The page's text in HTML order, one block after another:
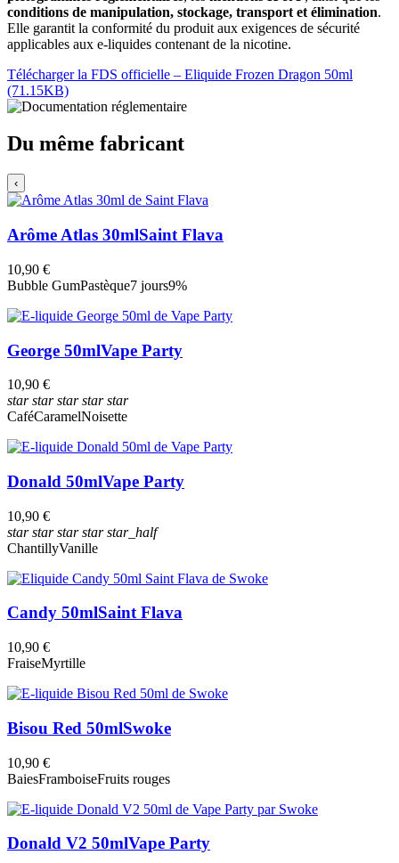
conditions de manipulation, stockage, transport et élimination.
Elle garantit la conformité du produit aux exigences de sécurité
applicables aux e-liquides contenant de la nicotine.
Télécharger la FDS officielle – Eliquide Frozen Dragon 50ml
(71.15KB)
Du même fabricant
‹
Arôme Atlas 30mlSaint Flava
10,90 €
Bubble GumPastèque7 jours9%
George 50mlVape Party
10,90 €
starstarstarstarstar
CaféCaramelNoisette
Donald 50mlVape Party
10,90 €
starstarstarstarstar_half
ChantillyVanille
Candy 50mlSaint Flava
10,90 €
FraiseMyrtille
Bisou Red 50mlSwoke
10,90 €
BaiesFramboiseFruits rouges
Donald V2 50mlVape Party